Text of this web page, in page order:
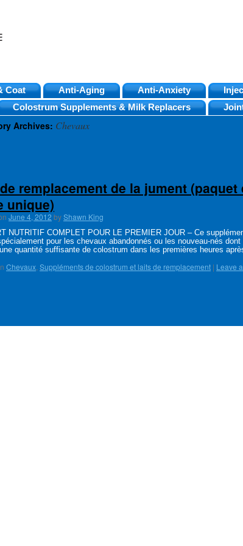
Coat Anti-Aging Anti-Anxiety
Colostrum Supplements & Milk Replacers
Archives: Chevaux
remplacement de la jument (paquet
unique)
June 4, 2012 byShawn King
NUTRITIF COMPLET POUR LE PREMIER JOUR – Ce
pour les chevaux abandonnés ou les nouveau-nés dont
quantité suffisante de colostrum dans les premières heures
Chevaux, Suppléments de colostrum et laits de remplacement | Leave